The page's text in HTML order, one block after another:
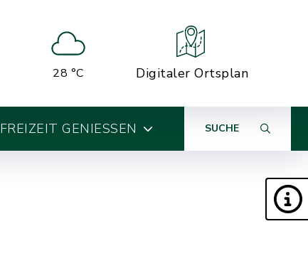
28 °C Digitaler Ortsplan
FREIZEIT GENIESSEN SUCHE